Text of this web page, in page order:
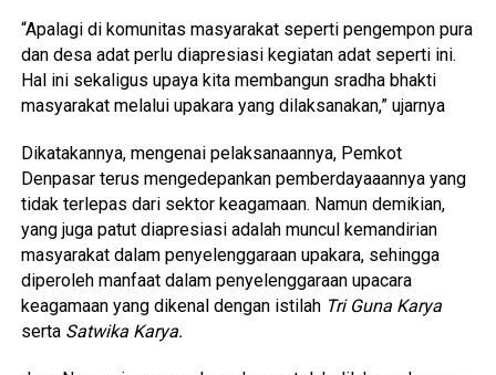
“Apalagi di komunitas masyarakat seperti pengempon pura
dan desa adat perlu diapresiasi kegiatan adat seperti ini.
Hal ini sekaligus upaya kita membangun sradha bhakti
masyarakat melalui upakara yang dilaksanakan,” ujarnya
Dikatakannya, mengenai pelaksanaannya, Pemkot
Denpasar terus mengedepankan pemberdayaaannya yang
tidak terlepas dari sektor keagamaan. Namun demikian,
yang juga patut diapresiasi adalah muncul kemandirian
masyarakat dalam penyelenggaraan upakara, sehingga
diperoleh manfaat dalam penyelenggaraan upacara
keagamaan yang dikenal dengan istilah Tri Guna Karya
serta Satwika Karya.